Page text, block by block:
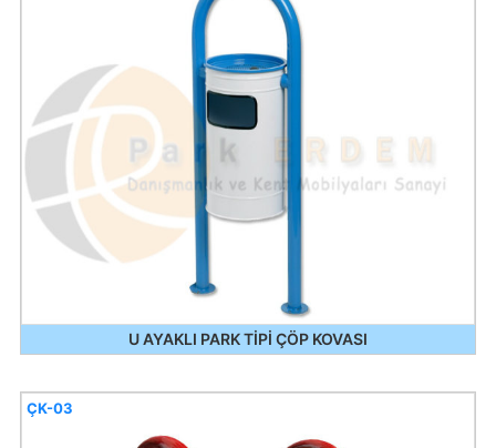
U AYAKLI PARK TİPİ ÇÖP KOVASI
ÇK-03